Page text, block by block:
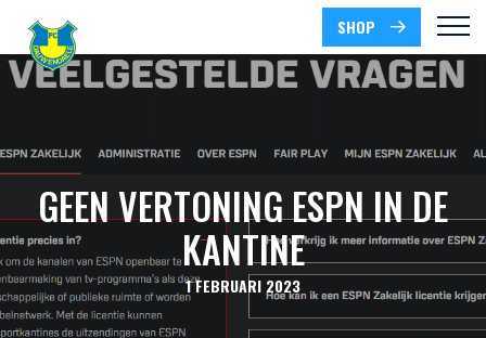
SHOP
GEEN VERTONING ESPN IN DE
KANTINE
1 FEBRUARI 2023